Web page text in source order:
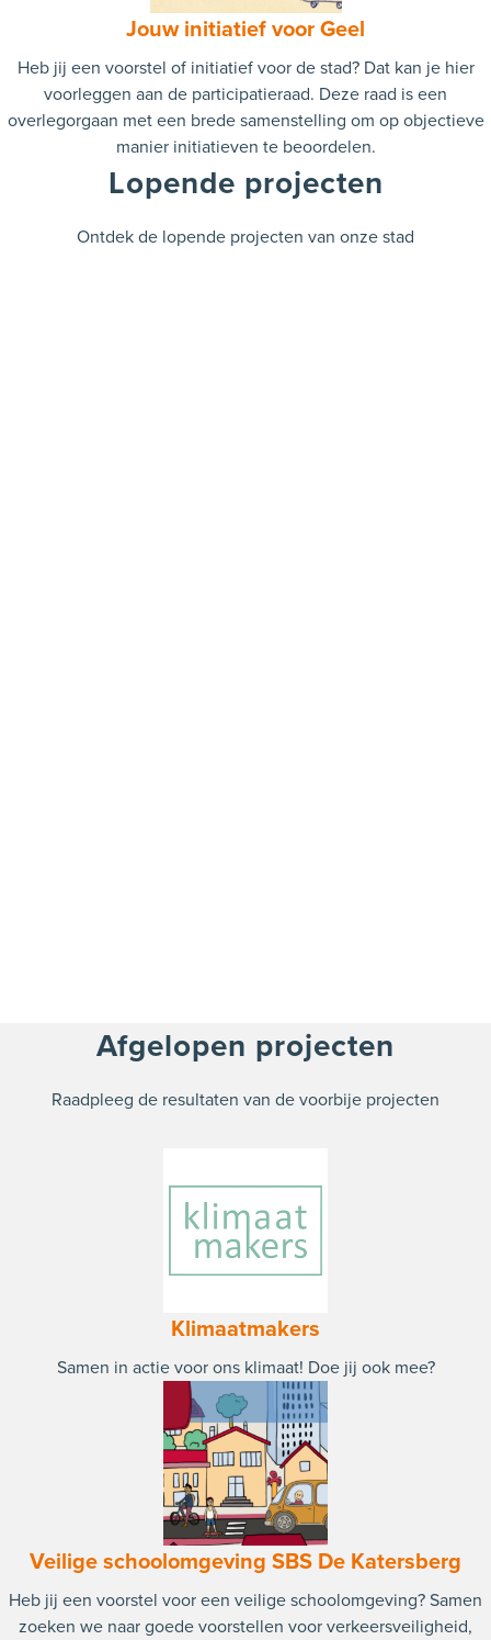
Jouw initiatief voor Geel
Heb jij een voorstel of initiatief voor de stad? Dat kan je hier
voorleggen aan de participatieraad. Deze raad is een
overlegorgaan met een brede samenstelling om op objectieve
manier initiatieven te beoordelen.
Lopende projecten
Ontdek de lopende projecten van onze stad
Afgelopen projecten
Raadpleeg de resultaten van de voorbije projecten
Klimaatmakers
Samen in actie voor ons klimaat! Doe jij ook mee?
Veilige schoolomgeving SBS De Katersberg
Heb jij een voorstel voor een veilige schoolomgeving? Samen
zoeken we naar goede voorstellen voor verkeersveiligheid,